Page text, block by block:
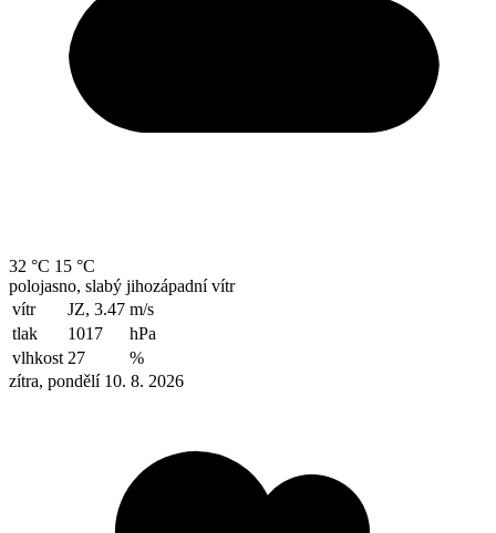
32 °C 15 °C
polojasno, slabý jihozápadní vítr
vítr
JZ, 3.47 m/s
tlak
1017
hPa
vlhkost 27
%
zítra, pondělí 10. 8. 2026